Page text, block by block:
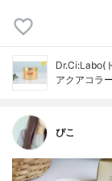
Dr.Ci:Labo(
アクアコラ
ぴこ